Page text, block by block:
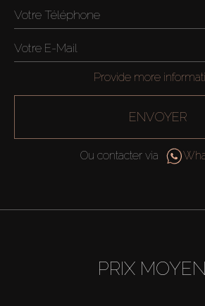
Provide more
ENVOYER
Ou contacter via
PRIX